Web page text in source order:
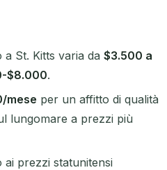
St. Kitts varia da $3.500 a
$8.000.
mese per un affitto di qualità
lungomare a prezzi più
ai prezzi statunitensi